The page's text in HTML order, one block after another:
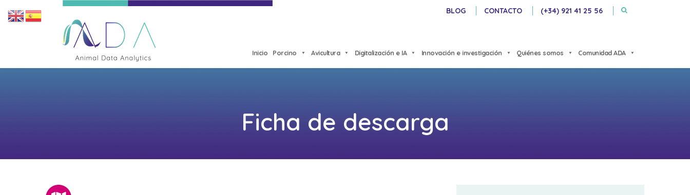
BLOG CONTACTO (+34) 921 41 25 56
Inicio Porcino Avicultura Digitalización e IA Innovación e investigación Quiénes somos Comunidad ADA
Ficha de descarga